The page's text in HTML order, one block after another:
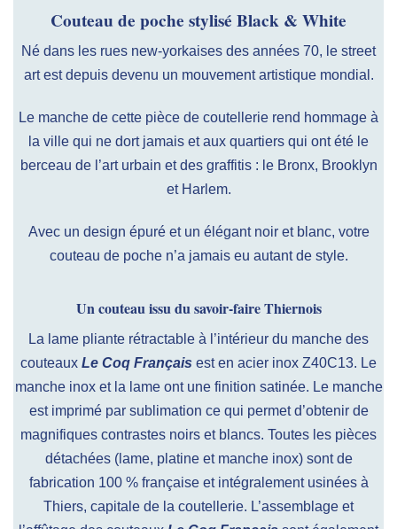
Couteau de poche stylisé Black & White
Né dans les rues new-yorkaises des années 70, le street
art est depuis devenu un mouvement artistique mondial.
Le manche de cette pièce de coutellerie rend hommage à
la ville qui ne dort jamais et aux quartiers qui ont été le
berceau de l’art urbain et des graffitis : le Bronx, Brooklyn
et Harlem.
Avec un design épuré et un élégant noir et blanc, votre
couteau de poche n’a jamais eu autant de style.
Un couteau issu du savoir-faire Thiernois
La lame pliante rétractable à l’intérieur du manche des
couteaux Le Coq Français est en acier inox Z40C13. Le
manche inox et la lame ont une finition satinée. Le manche
est imprimé par sublimation ce qui permet d’obtenir de
magnifiques contrastes noirs et blancs. Toutes les pièces
détachées (lame, platine et manche inox) sont de
fabrication 100 % française et intégralement usinées à
Thiers, capitale de la coutellerie. L’assemblage et